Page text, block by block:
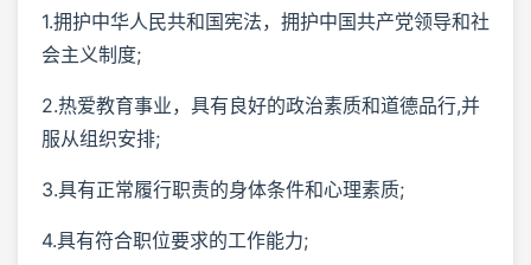
1.拥护中华人民共和国宪法，拥护中国共产党领导和社
会主义制度;
2.热爱教育事业，具有良好的政治素质和道德品行,并
服从组织安排;
3.具有正常履行职责的身体条件和心理素质;
4.具有符合职位要求的工作能力;